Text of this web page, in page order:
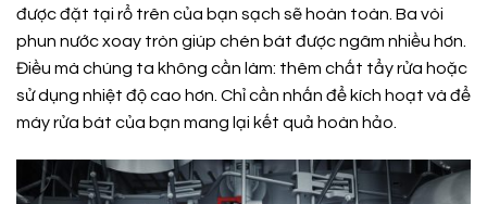
được đặt tại rổ trên của bạn sạch sẽ hoàn toàn. Ba vòi
phun nước xoay tròn giúp chén bát được ngâm nhiều hơn.
Điều mà chúng ta không cần làm: thêm chất tẩy rửa hoặc
sử dụng nhiệt độ cao hơn. Chỉ cần nhấn để kích hoạt và để
máy rửa bát của bạn mang lại kết quả hoàn hảo.